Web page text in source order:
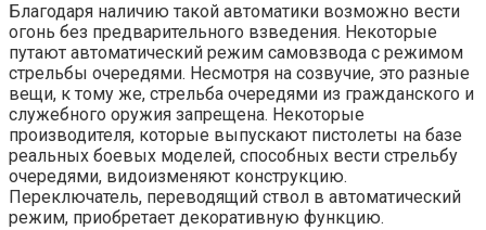
Благодаря наличию такой автоматики возможно вести
огонь без предварительного взведения. Некоторые
путают автоматический режим самовзвода с режимом
стрельбы очередями. Несмотря на созвучие, это разные
вещи, к тому же, стрельба очередями из гражданского и
служебного оружия запрещена. Некоторые
производителя, которые выпускают пистолеты на базе
реальных боевых моделей, способных вести стрельбу
очередями, видоизменяют конструкцию.
Переключатель, переводящий ствол в автоматический
режим, приобретает декоративную функцию.